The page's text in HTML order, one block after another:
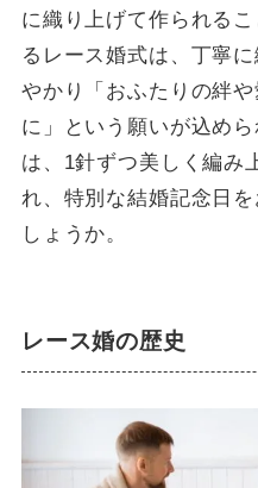
に織り上げて作られる
るレース婚式は、丁寧
やかり「おふたりの絆
に」という願いが込め
は、1針ずつ美しく編み
れ、特別な結婚記念日
しょうか。
レース婚の歴史